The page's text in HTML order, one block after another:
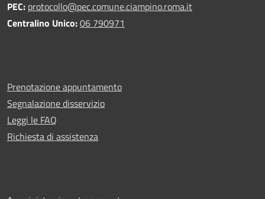
PEC: protocollo@pec.comune.ciampino.roma.it
Centralino Unico:06 790971
Prenotazione appuntamento
Segnalazione disservizio
Leggi le FAQ
Richiesta di assistenza